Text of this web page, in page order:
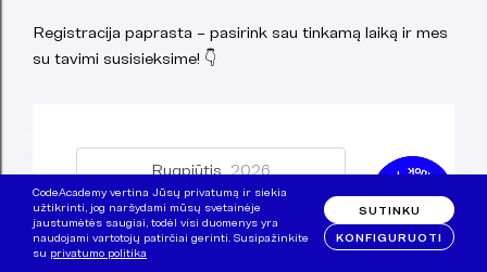
Registracija paprasta – pasirink sau tinkamą laiką ir mes
su tavimi susisieksime! 👇
Rugpjūtis, 2026
PR A T K PN S
27 28 29 30 31 1
2
CodeAcademy vertina Jūsų privatumą ir siekia
užtikrinti, jog naršydami mūsų svetainėje
jaustumėtės saugiai, todėl visi duomenys yra
naudojami vartotojų patirčiai gerinti. Susipažinkite
su privatumo politika
SUTINKU
KONFIGURUOTI